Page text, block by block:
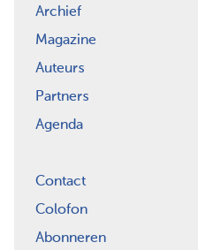
Archief
Magazine
Auteurs
Partners
Agenda
Contact
Colofon
Abonneren